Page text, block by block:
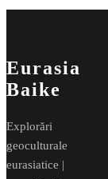
Eurasia
Baike
Explorări
geoculturale
eurasiatice |